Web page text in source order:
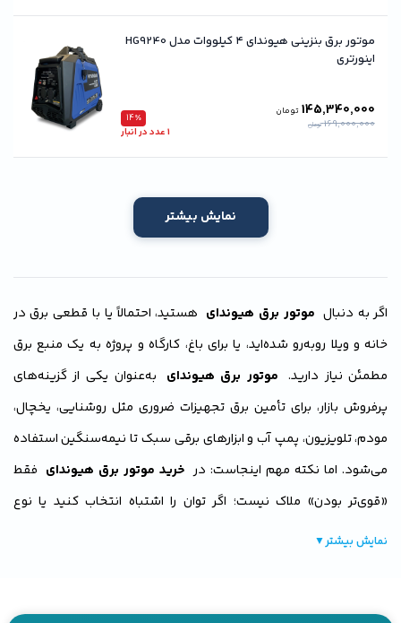
موتور برق بنزینی هیوندای ۴ کیلووات مدل HG9240
اینورتری
14٪
1 عدد در انبار
145,340,000 تومان
169,000,000 تومان
نمایش بیشتر
اگر به دنبال موتور برق هیوندای هستید، احتمالاً یا با قطعی برق در
خانه و ویلا روبه‌رو شده‌اید، یا برای باغ، کارگاه و پروژه به یک منبع برق
مطمئن نیاز دارید. موتور برق هیوندای به‌عنوان یکی از گزینه‌های
پرفروش بازار، برای تأمین برق تجهیزات ضروری مثل روشنایی، یخچال،
مودم، تلویزیون، پمپ آب و ابزارهای برقی سبک تا نیمه‌سنگین استفاده
می‌شود. اما نکته مهم اینجاست: در خرید موتور برق هیوندای فقط
«قوی‌تر بودن» ملاک نیست؛ اگر توان را اشتباه انتخاب کنید یا نوع
دستگاه با نیازتان هم‌خوانی نداشته باشد، ممکن است با افت ولتاژ،
نمایش بیشتر▼